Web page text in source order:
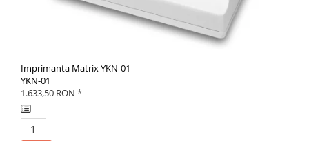
Imprimanta Matrix YKN-01
YKN-01
1.633,50 RON *